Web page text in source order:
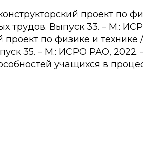
проект по
трудов. Выпуск 33. – М.:
по физике и
35. – М.: ИСРО РАО, 2022.
учащихся в